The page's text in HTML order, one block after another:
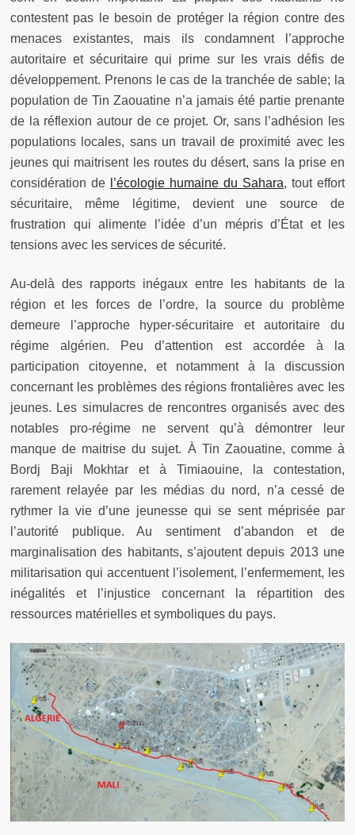
contestent pas le besoin de protéger la région contre des
menaces existantes, mais ils condamnent l’approche
autoritaire et sécuritaire qui prime sur les vrais défis de
développement. Prenons le cas de la tranchée de sable; la
population de Tin Zaouatine n’a jamais été partie prenante
de la réflexion autour de ce projet. Or, sans l’adhésion les
populations locales, sans un travail de proximité avec les
jeunes qui maitrisent les routes du désert, sans la prise en
considération de
l’écologie humaine du Sahara, tout effort
sécuritaire, même légitime, devient une source de
frustration qui alimente l’idée d’un mépris d’État et les
tensions avec les services de sécurité.
Au-delà des rapports inégaux entre les habitants de la
région et les forces de l’ordre, la source du problème
demeure l’approche hyper-sécuritaire et autoritaire du
régime algérien. Peu d’attention est accordée à la
participation citoyenne, et notamment à la discussion
concernant les problèmes des régions frontalières avec les
jeunes. Les simulacres de rencontres organisés avec des
notables pro-régime ne servent qu’à démontrer leur
manque de maitrise du sujet. À Tin Zaouatine, comme à
Bordj Baji Mokhtar et à Timiaouine, la contestation,
rarement relayée par les médias du nord, n’a cessé de
rythmer la vie d’une jeunesse qui se sent méprisée par
l’autorité publique. Au sentiment d’abandon et de
marginalisation des habitants, s’ajoutent depuis 2013 une
militarisation qui accentuent l’isolement, l’enfermement, les
inégalités et l’injustice concernant la répartition des
ressources matérielles et symboliques du pays.